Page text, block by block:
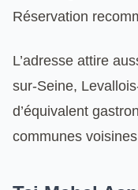
Réservation
L’adresse attire
sur-Seine,
d’équivalent
communes